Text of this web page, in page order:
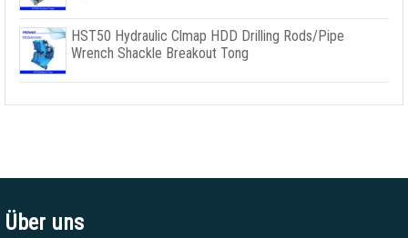
HST50 Hydraulic Clmap HDD Drilling Rods/Pipe
Wrench Shackle Breakout Tong
Über uns